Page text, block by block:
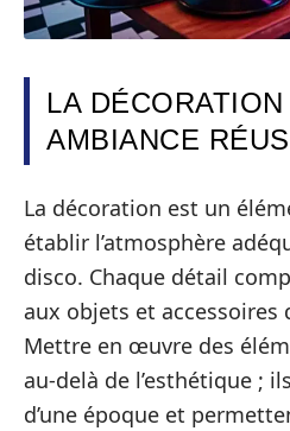
LA DÉCORATION
AMBIANCE
La décoration est un
établir l’atmosphère
disco. Chaque détail
aux objets et accessoires
Mettre en œuvre des
au-delà de l’esthétique ;
d’une époque et